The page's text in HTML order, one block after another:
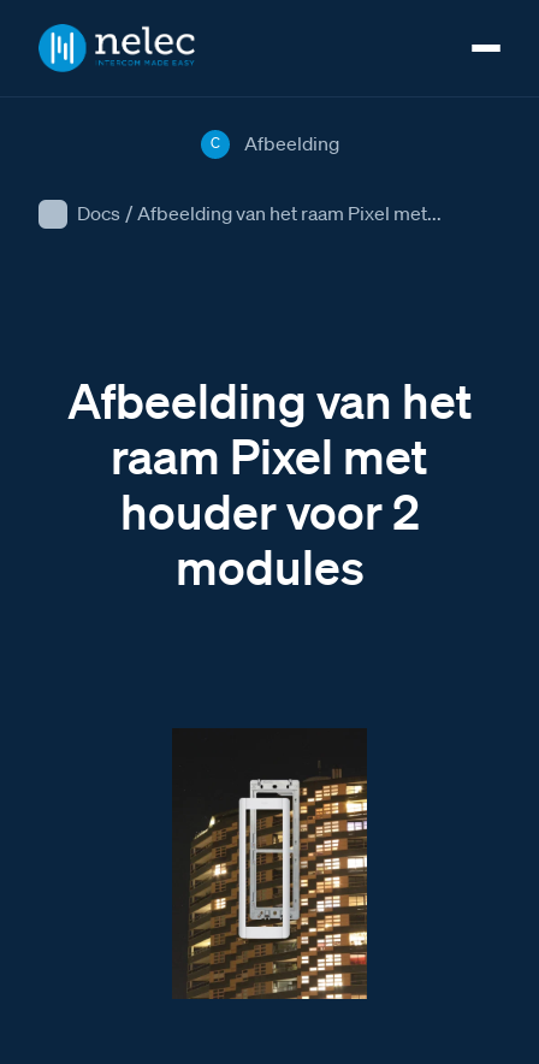
Docs / Afbeelding van het raam Pixel met...
C Afbeelding
Afbeelding van het
raam Pixel met
houder voor 2
modules